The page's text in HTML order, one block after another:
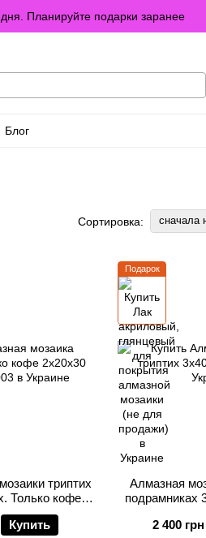
Планируйте подарки заранее
Блог
Сортировка: сначала
триптих
Только кофе
Купить
Подарок
Алмазная
подрамниках
2 400 грн